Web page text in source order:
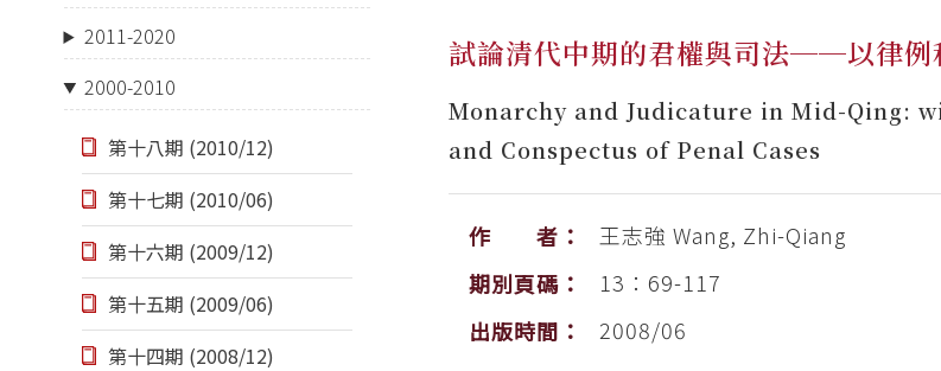
2011-2020
2000-2010
第十八期 (2010/12)
第十七期 (2010/06)
第十六期 (2009/12)
第十五期 (2009/06)
第十四期 (2008/12)
試論清代中期的君權與司法──以律例
Monarchy and Judicature in Mid-Qing:
and Conspectus of Penal Cases
作 者： 王志強Wang, Zhi-Qiang
期別頁碼：
13：69-117
出版時間：
2008/06